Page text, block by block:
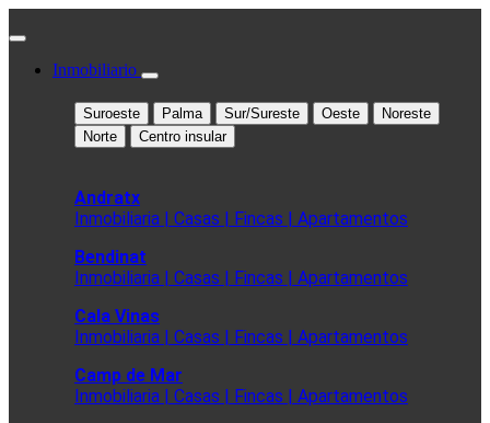
Inmobiliario
Suroeste Palma Sur/Sureste Oeste
Noreste
Norte
Centro insular
Andratx
Inmobiliaria | Casas | Fincas | Apartamentos
Bendinat
Inmobiliaria | Casas | Fincas | Apartamentos
Cala Vinas
Inmobiliaria | Casas | Fincas | Apartamentos
Camp de Mar
Inmobiliaria | Casas | Fincas | Apartamentos